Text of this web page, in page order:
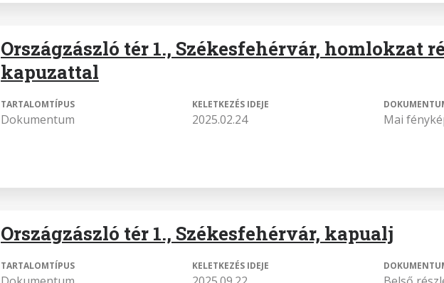
Országzászló tér 1., Székesfehérvár, homlokzat
kapuzattal
TARTALOMTÍPUS
Dokumentum
KELETKEZÉS IDEJE
2025.02.24 Mai
Országzászló tér 1., Székesfehérvár, kapualj
TARTALOMTÍPUS KELETKEZÉS IDEJE